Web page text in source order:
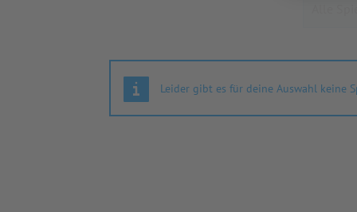
Leider gibt es für deine Auswahl keine